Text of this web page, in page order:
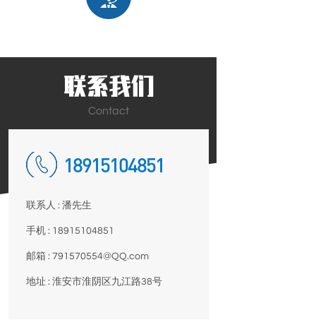
Contact
18915104851
联系人 : 潘先生
手机 : 18915104851
邮箱 : 791570554@QQ.com
地址 : 淮安市淮阴区九江路38号